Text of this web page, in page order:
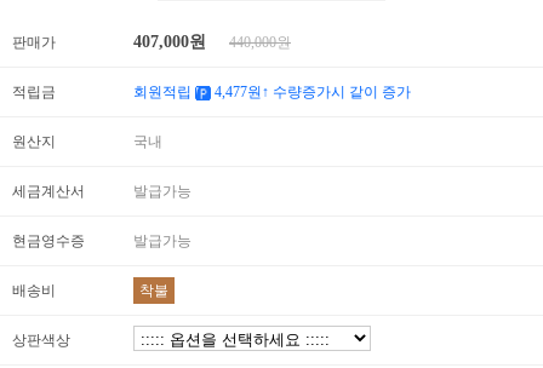
판매가 407,000원 440,000원
적립금 회원적립 4,477원↑ 수량증가시 같이 증가
원산지 국내
세금계산서 발급가능
현금영수증 발급가능
배송비 착불
상판색상